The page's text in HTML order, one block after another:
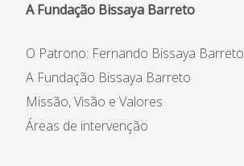
A Fundação Bissaya Barreto
O Patrono: Fernando Bissaya Barreto
A Fundação Bissaya Barreto
Missão, Visão e Valores
Áreas de intervenção